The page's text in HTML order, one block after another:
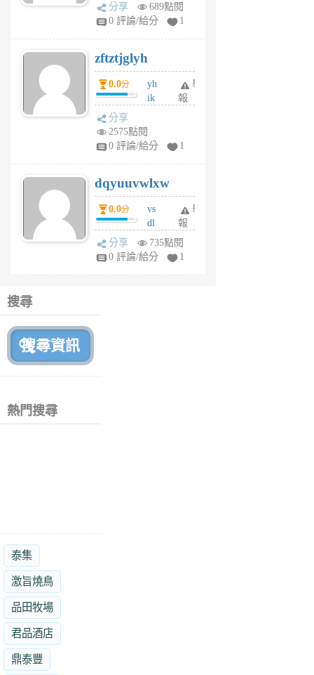
pe
月
前
分享
689點閱
0 評論/給分
1
zftztjglyh
0.0分
yh
ik
tu
6
個
月
前
舉
報
分享
2575點閱
0 評論/給分
1
dqyuuvwlxw
0.0分
vs
dl
sq
fy
舉
報
分享
735點閱
0 評論/給分
1
搜尋
熱門搜尋
泰集
激旨燒鳥
品田牧場
君品酒店
鼎泰豐